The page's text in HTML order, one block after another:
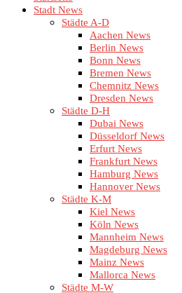
Stadt News
Städte A-D
Aachen News
Berlin News
Bonn News
Bremen News
Chemnitz News
Dresden News
Städte D-H
Dubai News
Düsseldorf News
Erfurt News
Frankfurt News
Hamburg News
Hannover News
Städte K-M
Kiel News
Köln News
Mannheim News
Magdeburg News
Mainz News
Mallorca News
Städte M-W